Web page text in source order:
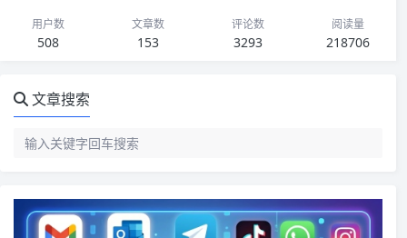
用户数
508
文章数
153
评论数
3293
阅读量
218706
文章搜索